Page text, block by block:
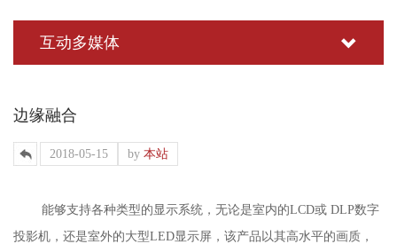
互动多媒体
边缘融合
2018-05-15 by 本站
能够支持各种类型的显示系统，无论是室内的LCD或 DLP数字
投影机，还是室外的大型LED显示屏，该产品以其高水平的画质，